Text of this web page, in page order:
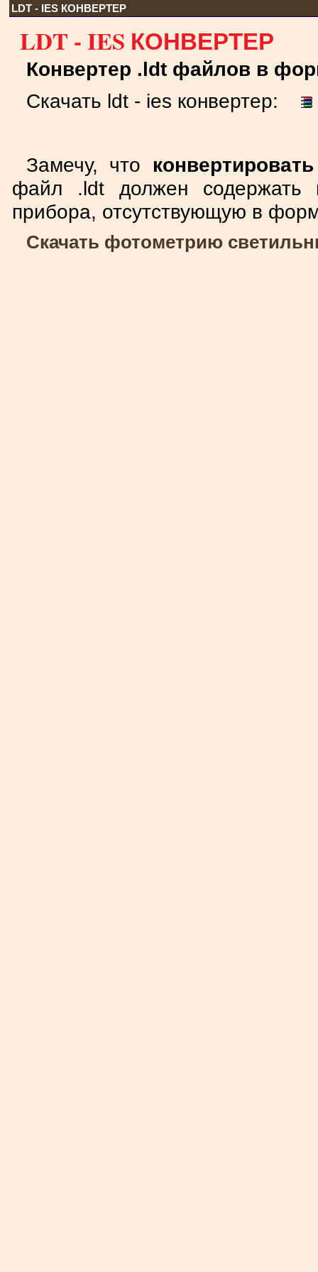
LDT - IES КОНВЕРТЕР
LDT - IES КОНВЕРТЕР
Конвертер .ldt файлов в
Скачать ldt - ies конвертер:
Замечу, что
файл .ldt должен содержать
прибора, отсутствующую в
Скачать фотометрию